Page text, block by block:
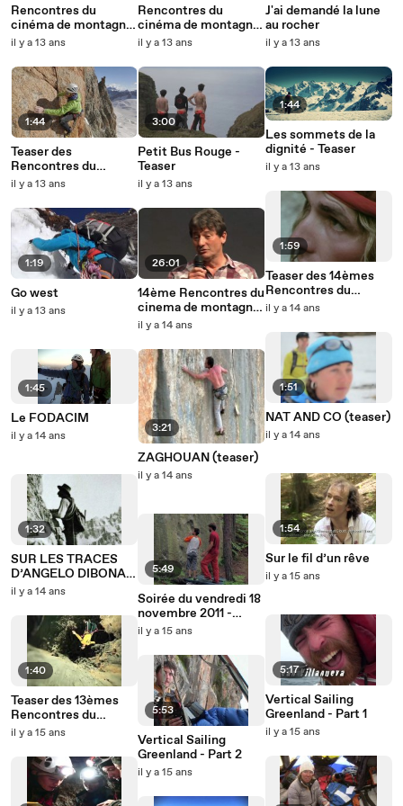
Rencontres du
cinéma de montagne
de Grenoble 2013 -
il y a 13 ans
1:44
Teaser des
Rencontres du
cinéma de montagne
il y a 13 ans
1:19
Go west
il y a 13 ans
1:45
Le FODACIM
il y a 14 ans
1:32
SUR LES TRACES
D’ANGELO DIBONA
EN VENEON (teaser)
il y a 14 ans
1:40
Teaser des 13èmes
Rencontres du
cinéma de montagne
il y a 15 ans
Rencontres du
cinéma de montagne
de Grenoble 2013 -
novembre
il y a 13 ans
3:00
Petit Bus Rouge -
Teaser
il y a 13 ans
26:01
14ème Rencontres du
cinema de montagne
de grenoble : le film
il y a 14 ans
3:21
ZAGHOUAN (teaser)
il y a 14 ans
5:49
Soirée du vendredi 18
novembre 2011 -
Rencontres du
il y a 15 ans
5:53
Vertical Sailing
Greenland - Part 2
il y a 15 ans
J'ai demandé la lune
au rocher
il y a 13 ans
1:44
Les sommets de la
dignité - Teaser
il y a 13 ans
1:59
Teaser des 14èmes
Rencontres du
cinéma de montagne
il y a 14 ans
1:51
NAT AND CO (teaser)
il y a 14 ans
1:54
Sur le fil d’un rêve
il y a 15 ans
5:17
Vertical Sailing
Greenland - Part 1
il y a 15 ans